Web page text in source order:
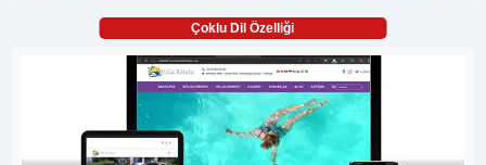
Çoklu Dil Özelliği